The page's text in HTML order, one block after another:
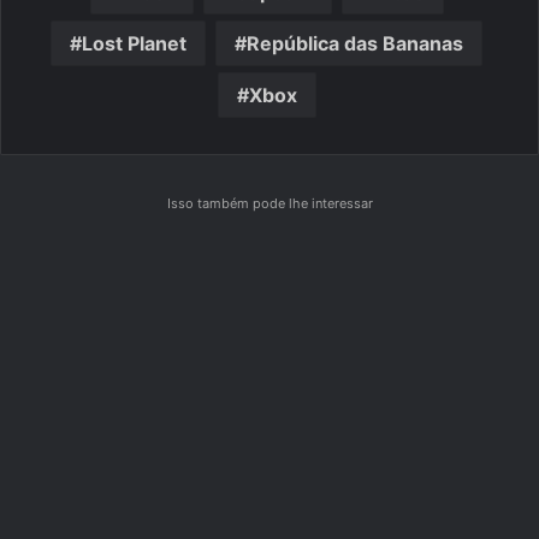
Lost Planet República das Bananas
Xbox
Isso também pode lhe interessar